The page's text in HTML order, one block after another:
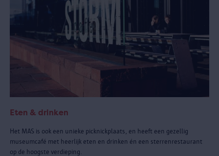
Eten & drinken
Het MAS is ook een unieke picknickplaats, en heeft een gezellig
museumcafé met heerlijk eten en drinken én een sterrenrestaurant
op de hoogste verdieping.